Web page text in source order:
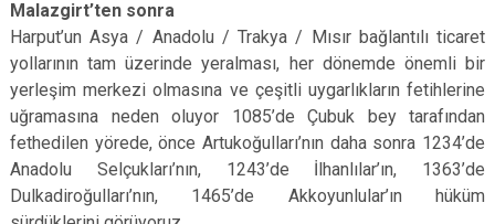
Malazgirt’ten sonra
Harput’un Asya / Anadolu / Trakya / Mısır bağlantılı ticaret
yollarının tam üzerinde yeralması, her dönemde önemli bir
yerleşim merkezi olmasına ve çeşitli uygarlıkların fetihlerine
uğramasına neden oluyor 1085’de Çubuk bey tarafından
fethedilen yörede, önce Artukoğulları’nın daha sonra 1234’de
Anadolu Selçukları’nın, 1243’de İlhanlılar’ın, 1363’de
Dulkadiroğulları’nın, 1465’de Akkoyunlular’ın hüküm